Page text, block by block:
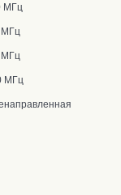
МГц
МГц
МГц
МГц